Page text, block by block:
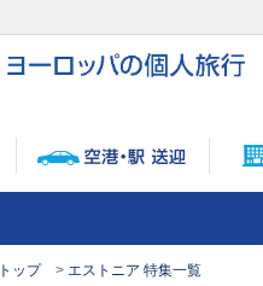
ップ エストニア 特集一覧